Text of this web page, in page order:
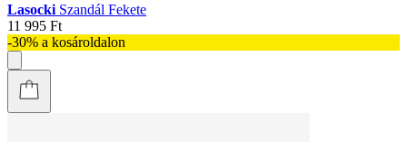
Lasocki Szandál Fekete
11 995 Ft
-30% a kosároldalon